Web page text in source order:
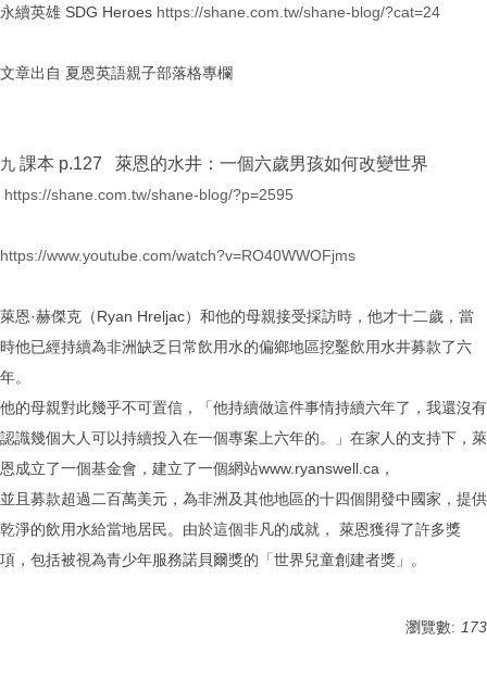
永續英雄 SDG Heroes https://shane.com.tw/shane-blog/?cat=24
文章出自 夏恩英語親子部落格專欄
九 課本 p.127 萊恩的水井：一個六歲男孩如何改變世界
https://shane.com.tw/shane-blog/?p=2595
https://www.youtube.com/watch?v=RO40WWOFjms
萊恩·赫傑克（Ryan Hreljac）和他的母親接受採訪時，他才十二歲，當
時他已經持續為非洲缺乏日常飲用水的偏鄉地區挖鑿飲用水井募款了六
年。
他的母親對此幾乎不可置信，「他持續做這件事情持續六年了，我還沒有
認識幾個大人可以持續投入在一個專案上六年的。」在家人的支持下，萊
恩成立了一個基金會，建立了一個網站www.ryanswell.ca，
並且募款超過二百萬美元，為非洲及其他地區的十四個開發中國家，提供
乾淨的飲用水給當地居民。由於這個非凡的成就， 萊恩獲得了許多獎
項，包括被視為青少年服務諾貝爾獎的「世界兒童創建者獎」。
瀏覽數: 173